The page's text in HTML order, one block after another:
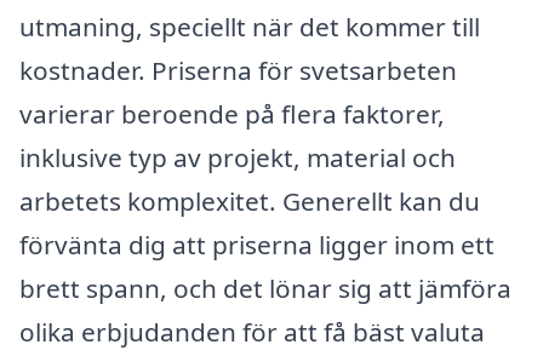
utmaning, speciellt när det kommer till
kostnader. Priserna för svetsarbeten
varierar beroende på flera faktorer,
inklusive typ av projekt, material och
arbetets komplexitet. Generellt kan du
förvänta dig att priserna ligger inom ett
brett spann, och det lönar sig att jämföra
olika erbjudanden för att få bäst valuta